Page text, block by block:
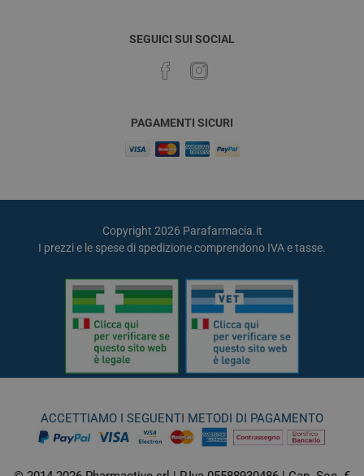
SEGUICI SUI SOCIAL
PAGAMENTI SICURI
Copyright 2026 Parafarmacia.it
I prezzi e le spese di spedizione comprendono IVA e tasse.
ACCETTIAMO I SEGUENTI METODI DI PAGAMENTO